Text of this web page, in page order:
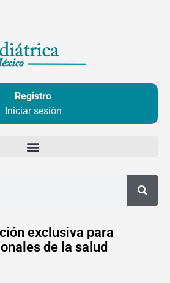
Registro
Iniciar sesión
exclusiva para
de la salud